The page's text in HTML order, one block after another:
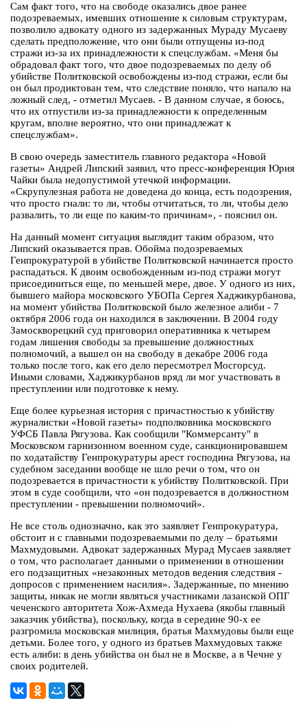
Сам факт того, что на свободе оказались двое ранее
подозреваемых, имевших отношение к силовым структурам,
позволило адвокату одного из задержанных Мураду Мусаеву
сделать предположение, что они были отпущены из-под
стражи из-за их принадлежности к спецслужбам. «Меня бы
обрадовал факт того, что двое подозреваемых по делу об
убийстве Политковской освобождены из-под стражи, если бы
он был продиктован тем, что следствие поняло, что напало на
ложный след, - отметил Мусаев. - В данном случае, я боюсь,
что их отпустили из-за принадлежности к определенным
кругам, вполне вероятно, что они принадлежат к
спецслужбам».
В свою очередь заместитель главного редактора «Новой
газеты» Андрей Липский заявил, что пресс-конференция Юрия
Чайки была недопустимой утечкой информации.
«Скрупулезная работа не доведена до конца, есть подозрения,
что просто гнали: то ли, чтобы отчитаться, то ли, чтобы дело
развалить, то ли еще по каким-то причинам», - пояснил он.
На данный момент ситуация выглядит таким образом, что
Липский оказывается прав. Обойма подозреваемых
Генпрокуратурой в убийстве Политковской начинается просто
распадаться. К двоим освобожденным из-под стражи могут
присоединиться еще, по меньшей мере, двое. У одного из них,
бывшего майора московского УБОПа Сергея Хаджикурбанова,
на момент убийства Политковской было железное алиби - 7
октября 2006 года он находился в заключении. В 2004 году
Замоскворецкий суд приговорил оперативника к четырем
годам лишения свободы за превышение должностных
полномочий, а вышел он на свободу в декабре 2006 года
только после того, как его дело пересмотрел Мосгорсуд.
Иными словами, Хаджикурбанов вряд ли мог участвовать в
преступлении или подготовке к нему.
Еще более курьезная история с причастностью к убийству
журналистки «Новой газеты» подполковника московского
УФСБ Павла Рягузова. Как сообщили "Коммерсанту" в
Московском гарнизонном военном суде, санкционировавшем
по ходатайству Генпрокуратуры арест господина Рягузова, на
судебном заседании вообще не шло речи о том, что он
подозревается в причастности к убийству Политковской. При
этом в суде сообщили, что «он подозревается в должностном
преступлении - превышении полномочий».
Не все столь однозначно, как это заявляет Генпрокуратура,
обстоит и с главными подозреваемыми по делу – братьями
Махмудовыми. Адвокат задержанных Мурад Мусаев заявляет
о том, что располагает данными о применении в отношении
его подзащитных «незаконных методов ведения следствия -
допросов с применением насилия». Задержанные, по мнению
защиты, никак не могли являться участниками лазанской ОПГ
чеченского авторитета Хож-Ахмеда Нухаева (якобы главный
заказчик убийства), поскольку, когда в середине 90-х ее
разгромила московская милиция, братья Махмудовы были еще
детьми. Более того, у одного из братьев Махмудовых также
есть алиби: в день убийства он был не в Москве, а в Чечне у
своих родителей.